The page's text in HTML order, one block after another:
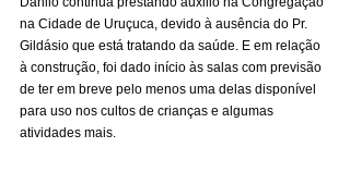
na Cidade de Uruçuca, devido à ausência do Pr.
Gildásio que está tratando da saúde. E em relação
à construção, foi dado início às salas com previsão
de ter em breve pelo menos uma delas disponível
para uso nos cultos de crianças e algumas
atividades mais.